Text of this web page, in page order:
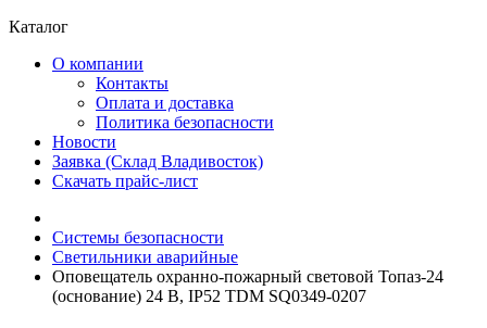
Каталог
О компании
Контакты
Оплата и доставка
Политика безопасности
Новости
Заявка (Склад Владивосток)
Скачать прайс-лист
Системы безопасности
Светильники аварийные
Оповещатель охранно-пожарный световой Топаз-24
(основание) 24 В, IP52 TDM SQ0349-0207